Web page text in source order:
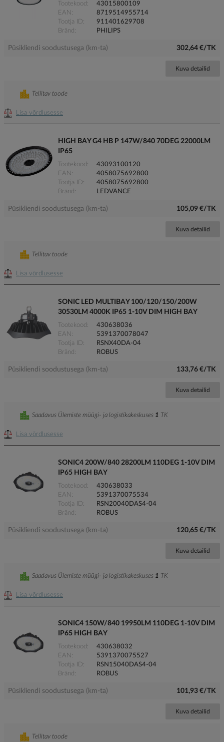
Tootekood
43015800109
EAN
8719514955714
Tootja ID
911401629708
Bränd
PHILIPS
Püsikliendi soodustusega (km-ta) 302,64 €/TK
Kuva detailid
Lisa võrdlusesse
Tellitav toode
HIGH BAY G4 HB P 147W/840 70DEG 22000LM
IP65
Tootekood
43093100120
EAN
4058075692800
Tootja ID
4058075692800
Bränd
LEDVANCE
Püsikliendi soodustusega (km-ta) 105,09 €/TK
Kuva detailid
Lisa võrdlusesse
Tellitav toode
SONIC LED MULTIBAY 100/120/150/200W
30530LM 4000K IP65 1-10V DIM HIGH BAY
Tootekood
430638036
EAN
5391370078047
Tootja ID
RSNX40DA-04
Bränd
ROBUS
Püsikliendi soodustusega (km-ta) 133,76 €/TK
Kuva detailid
Lisa võrdlusesse
Saadavus Ülemiste müügi- ja logistikakeskuses 1 TK
SONIC4 200W/840 28200LM 110DEG 1-10V DIM
IP65 HIGH BAY
Tootekood
430638033
EAN
5391370075534
Tootja ID
RSN20040DAS4-04
Bränd
ROBUS
Püsikliendi soodustusega (km-ta) 120,65 €/TK
Kuva detailid
Lisa võrdlusesse
Saadavus Ülemiste müügi- ja logistikakeskuses 1 TK
SONIC4 150W/840 19950LM 110DEG 1-10V DIM
IP65 HIGH BAY
Tootekood
430638032
EAN
5391370075527
Tootja ID
RSN15040DAS4-04
Bränd
ROBUS
Püsikliendi soodustusega (km-ta) 101,93 €/TK
Kuva detailid
Tellitav toode